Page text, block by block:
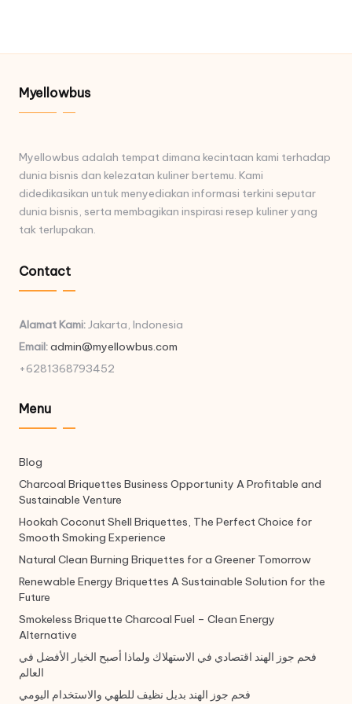
Myellowbus
Myellowbus adalah tempat dimana kecintaan kami terhadap
dunia bisnis dan kelezatan kuliner bertemu. Kami
didedikasikan untuk menyediakan informasi terkini seputar
dunia bisnis, serta membagikan inspirasi resep kuliner yang
tak terlupakan.
Contact
Alamat Kami:Jakarta, Indonesia
Email:admin@myellowbus.com
+6281368793452
Menu
Blog
Charcoal Briquettes Business Opportunity A Profitable and
Sustainable Venture
Hookah Coconut Shell Briquettes, The Perfect Choice for
Smooth Smoking Experience
Natural Clean Burning Briquettes for a Greener Tomorrow
Renewable Energy Briquettes A Sustainable Solution for the
Future
Smokeless Briquette Charcoal Fuel – Clean Energy
Alternative
فحم جوز الهند اقتصادي في الاستهلاك ولماذا أصبح الخيار الأفضل في
العالم
فحم جوز الهند بديل نظيف للطهي والاستخدام اليومي